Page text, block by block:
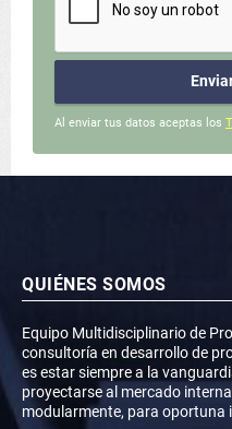
Al enviar tus datos aceptas los
QUIÉNES SOMOS
Equipo Multidisciplinario de
consultoría en desarrollo de
es estar siempre a la
proyectarse al mercado
modularmente, para oportuna